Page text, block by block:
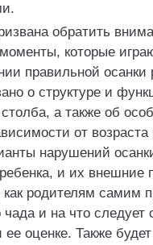
обратить
которые
правильной осанки
о структуре и
а также об
от возраста
нарушений
и их внешние
родителям самим
чада и на что следует
оценке. Также